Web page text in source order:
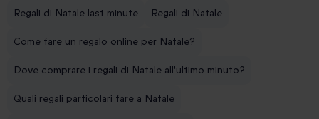
Regali di Natale last minute Regali di Natale
Come fare un regalo online per Natale?
Dove comprare i regali di Natale all'ultimo minuto?
Quali regali particolari fare a Natale